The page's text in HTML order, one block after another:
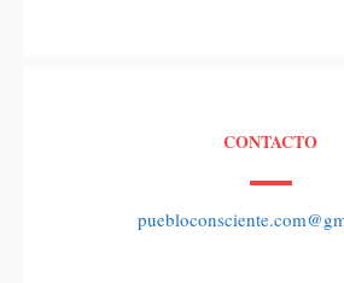
CONTACTO